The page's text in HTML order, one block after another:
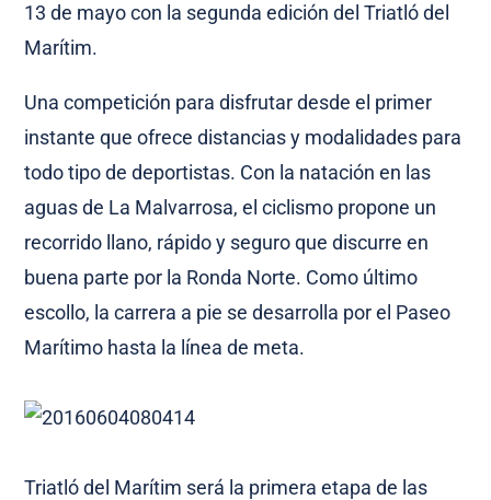
13 de mayocon la segunda edición del Triatló del
Marítim.
Una competición para disfrutar desde el primer
instante que ofrece distancias y modalidades para
todo tipo de deportistas. Con la natación en las
aguas de La Malvarrosa, el ciclismo propone un
recorrido llano, rápido y seguro que discurre en
buena parte por la Ronda Norte. Como último
escollo, la carrera a pie se desarrolla por el Paseo
Marítimo hasta la línea de meta.
Triatló del Marítim será la primera etapa de las